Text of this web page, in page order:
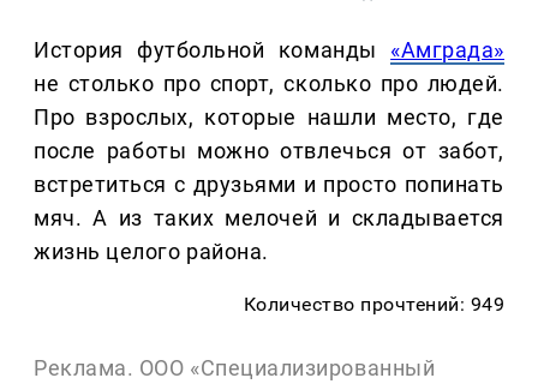
История футбольной команды «Амграда»
не столько про спорт, сколько про людей.
Про взрослых, которые нашли место, где
после работы можно отвлечься от забот,
встретиться с друзьями и просто попинать
мяч. А из таких мелочей и складывается
жизнь целого района.
Количество прочтений: 949
Реклама. ООО «Специализированный